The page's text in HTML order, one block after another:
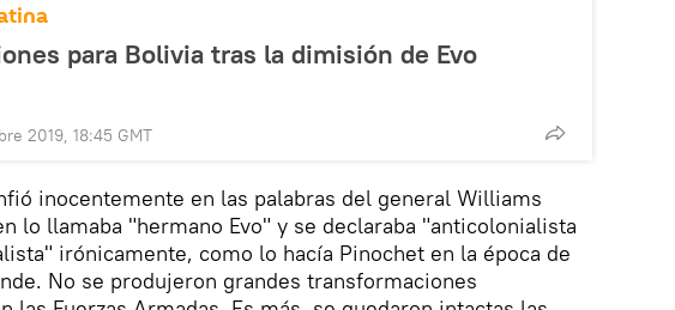
para Bolivia tras la dimisión de Evo
2019, 18:45 GMT
inocentemente en las palabras del general Williams
lo llamaba "hermano Evo" y se declaraba "anticolonialista
irónicamente, como lo hacía Pinochet en la época de
No se produjeron grandes transformaciones